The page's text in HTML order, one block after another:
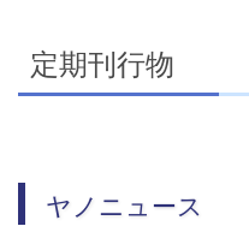
定期刊行物
ヤノニュース